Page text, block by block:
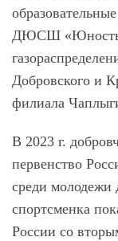
ДЮСШ
Добровского и
филиала
В 2023 г.
первенство
среди молодежи
спортсменка
России со